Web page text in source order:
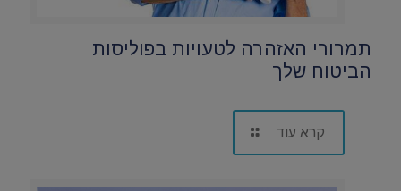
תמרורי האזהרה לטעויות בפוליסות
הביטוח שלך
קרא עוד